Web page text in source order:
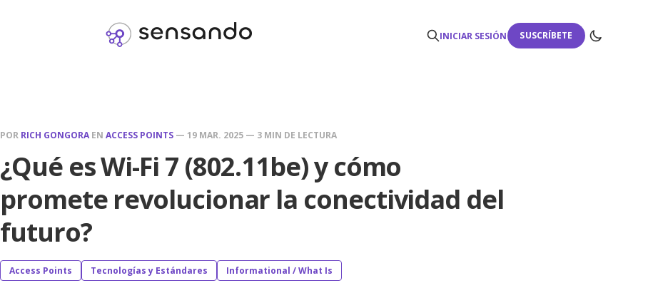
INICIAR SESIÓN SUSCRÍBETE
POR RICH GONGORA EN ACCESS POINTS — 19 MAR. 2025 — 3 MIN DE LECTURA
¿Qué es Wi-Fi 7 (802.11be) y cómo
promete revolucionar la conectividad del
futuro?
Access Points Tecnologías y Estándares Informational / What Is